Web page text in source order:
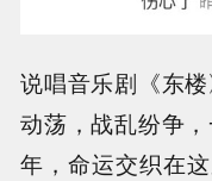
说唱音乐剧《东
动荡，战乱纷争
年，命运交织在